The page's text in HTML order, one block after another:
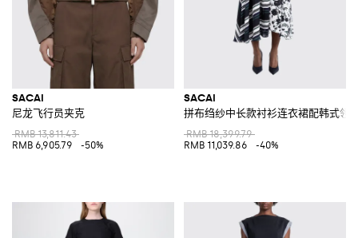
SACAI
尼龙飞行员夹克
RMB 13,811.43
RMB 6,905.79
-50%
SACAI
拼布绉纱中长款衬衫连衣裙配韩式领
RMB 18,399.79
RMB 11,039.86
-40%